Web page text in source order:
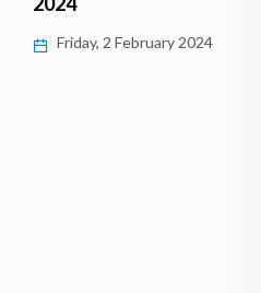
Friday, 2 February 2024